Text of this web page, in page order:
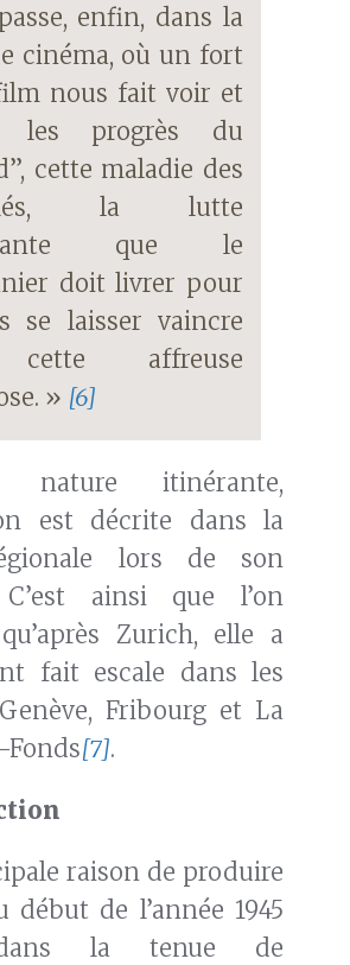
enfin, dans la
cinéma, où un fort
nous fait voir et
les progrès du
cette maladie des
la lutte
que le
doit livrer pour
se laisser vaincre
affreuse
» [6]
itinérante,
est décrite dans la
lors de son
C’est ainsi que l’on
Zurich, elle a
fait escale dans les
Fribourg et La
Fonds[7].
raison de produire
début de l’année 1945
la tenue de